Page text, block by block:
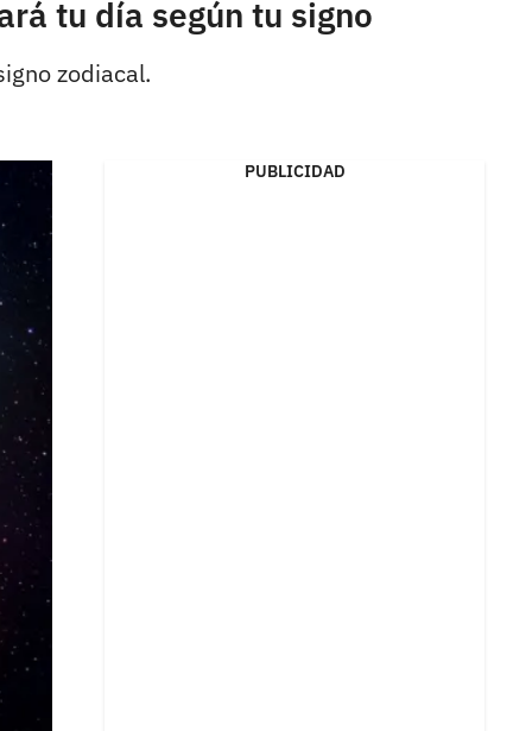
tu día según tu signo
zodiacal.
PUBLICIDAD